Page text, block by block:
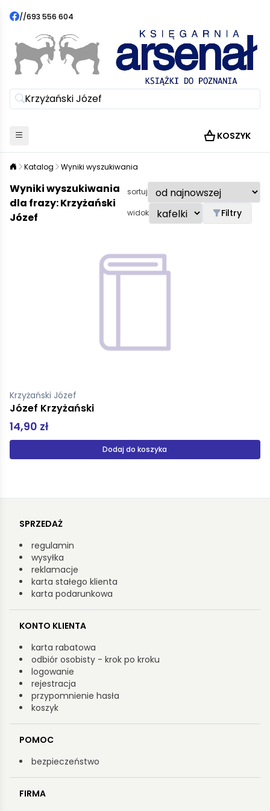
//693 556 604
KOSZYK
Katalog Wyniki wyszukiwania
Wyniki wyszukiwania
dla frazy: Krzyżański
Józef
sortuj
widok Filtry
Krzyżański Józef
Józef Krzyżański
14,90 zł
Dodaj do koszyka
SPRZEDAŻ
regulamin
wysyłka
reklamacje
karta stałego klienta
karta podarunkowa
KONTO KLIENTA
karta rabatowa
odbiór osobisty - krok po kroku
logowanie
rejestracja
przypomnienie hasła
koszyk
POMOC
bezpieczeństwo
FIRMA